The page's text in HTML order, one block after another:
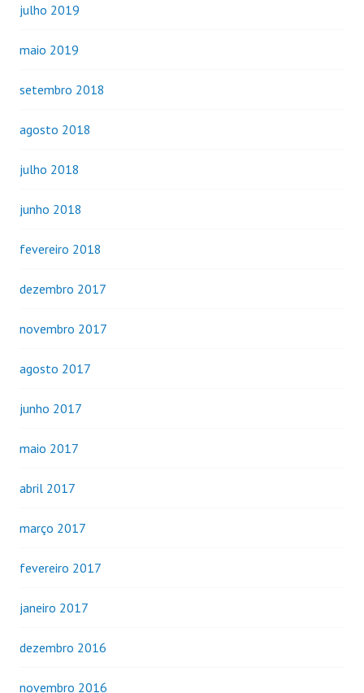
julho 2019
maio 2019
setembro 2018
agosto 2018
julho 2018
junho 2018
fevereiro 2018
dezembro 2017
novembro 2017
agosto 2017
junho 2017
maio 2017
abril 2017
março 2017
fevereiro 2017
janeiro 2017
dezembro 2016
novembro 2016